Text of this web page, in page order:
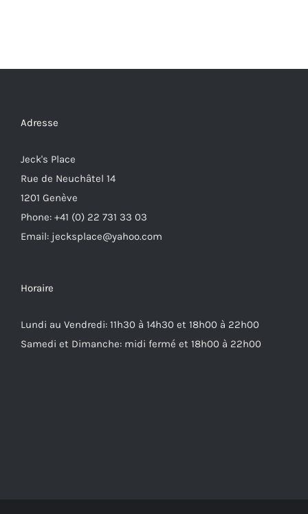
Adresse
Jeck's Place
Rue de Neuchâtel 14
1201 Genève
Phone: +41 (0) 22 731 33 03
Email: jecksplace@yahoo.com
Horaire
Lundi au Vendredi: 11h30 à 14h30 et 18h00 à 22h00
Samedi et Dimanche: midi fermé et 18h00 à 22h00